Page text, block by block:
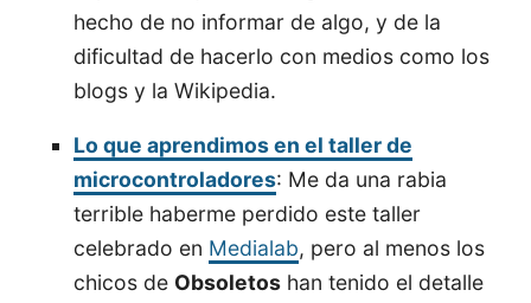
hecho de no informar de algo, y de la
dificultad de hacerlo con medios como los
blogs y la Wikipedia.
Lo que aprendimos en el taller de
microcontroladores: Me da una rabia
terrible haberme perdido este taller
celebrado en Medialab, pero al menos los
chicos de Obsoletos han tenido el detalle